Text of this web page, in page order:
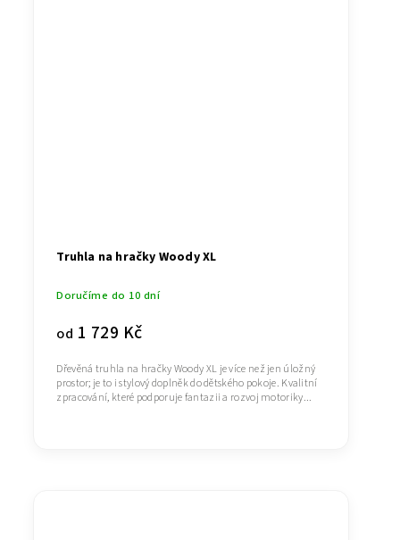
Truhla na hračky Woody XL
Doručíme do 10 dní
od 1 729 Kč
Dřevěná truhla na hračky Woody XL je více než jen úložný
prostor; je to i stylový doplněk do dětského pokoje. Kvalitní
zpracování, které podporuje fantazii a rozvoj motoriky...